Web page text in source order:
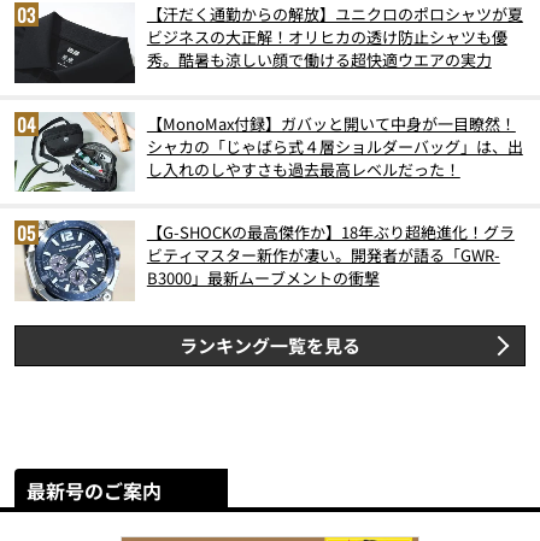
【汗だく通勤からの解放】ユニクロのポロシャツが夏
ビジネスの大正解！オリヒカの透け防止シャツも優
秀。酷暑も涼しい顔で働ける超快適ウエアの実力
【MonoMax付録】ガバッと開いて中身が一目瞭然！
シャカの「じゃばら式４層ショルダーバッグ」は、出
し入れのしやすさも過去最高レベルだった！
【G-SHOCKの最高傑作か】18年ぶり超絶進化！グラ
ビティマスター新作が凄い。開発者が語る「GWR-
B3000」最新ムーブメントの衝撃
ランキング一覧を見る
最新号のご案内